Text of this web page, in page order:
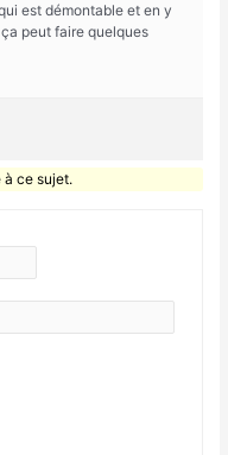
est démontable et en y
peut faire quelques
ce sujet.